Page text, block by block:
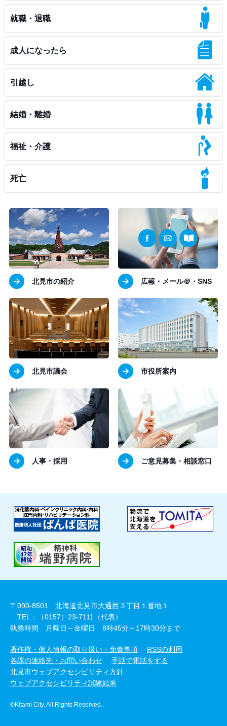
就職・退職
成人になったら
引越し
結婚・離婚
福祉・介護
死亡
北見市の紹介 広報・メール＠・SNS
北見市議会 市役所案内
人事・採用 ご意見募集・相談窓口
〒090-8501 北海道北見市大通西３丁目１番地１
TEL：（0157）23-7111（代表）
執務時間 月曜日～金曜日 8時45分～17時30分まで
著作権・個人情報の取り扱い・免責事項
RSSの利用
各課の連絡先・お問い合わせ
手話で電話をする
北見市ウェブアクセシビリティ方針
ウェブアクセシビリティ試験結果
©Kitami City. All Rights Reserved.